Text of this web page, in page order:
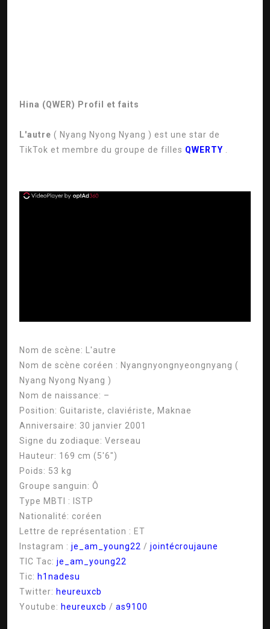
Hina (QWER) Profil et faits
L'autre ( Nyang Nyong Nyang ) est une star de
TikTok et membre du groupe de filles QWERTY
Nom de scène:
L'autre
Nom de scène coréen : Nyangnyongnyeongnyang (
Nyang Nyong Nyang )
Nom de naissance: –
Position: Guitariste, claviériste, Maknae
Anniversaire: 30 janvier 2001
Signe du zodiaque: Verseau
Hauteur: 169 cm (5'6″)
Poids: 53 kg
Groupe sanguin: Ô
Type MBTI :
ISTP
Nationalité: coréen
Lettre de représentation : ET
Instagram : je_am_young22 / jointécroujaune
TIC Tac: je_am_young22
Tic: h1nadesu
Twitter: heureuxcb
Youtube: heureuxcb / as9100